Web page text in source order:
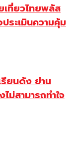
ที่ยวไทยพลัส
ระเมินความคุ้ม
รียนดัง ย่าน
ม่สามารถทำใจ